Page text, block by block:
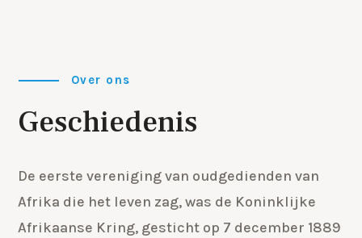
Over ons
Geschiedenis
De eerste vereniging van oudgedienden van
Afrika die het leven zag, was de Koninklijke
Afrikaanse Kring, gesticht op 7 december 1889